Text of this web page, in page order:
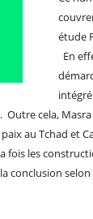
étude
En
cela,
au Tchad et
fois les
conclusion